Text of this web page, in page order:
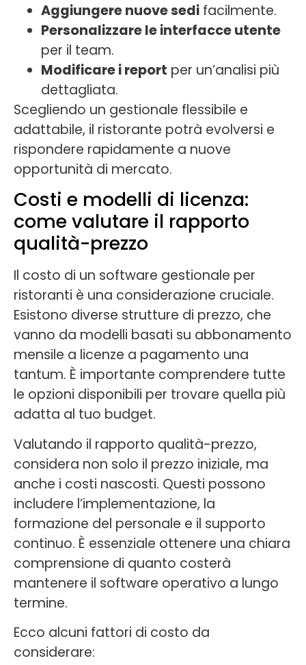
Aggiungere nuove sedi facilmente.
Personalizzare le interfacce utente
per il team.
Modificare i report per un’analisi più
dettagliata.
Scegliendo un gestionale flessibile e
adattabile, il ristorante potrà evolversi e
rispondere rapidamente a nuove
opportunità di mercato.
Costi e modelli di licenza:
come valutare il rapporto
qualità-prezzo
Il costo di un software gestionale per
ristoranti è una considerazione cruciale.
Esistono diverse strutture di prezzo, che
vanno da modelli basati su abbonamento
mensile a licenze a pagamento una
tantum. È importante comprendere tutte
le opzioni disponibili per trovare quella più
adatta al tuo budget.
Valutando il rapporto qualità-prezzo,
considera non solo il prezzo iniziale, ma
anche i costi nascosti. Questi possono
includere l’implementazione, la
formazione del personale e il supporto
continuo. È essenziale ottenere una chiara
comprensione di quanto costerà
mantenere il software operativo a lungo
termine.
Ecco alcuni fattori di costo da
considerare: